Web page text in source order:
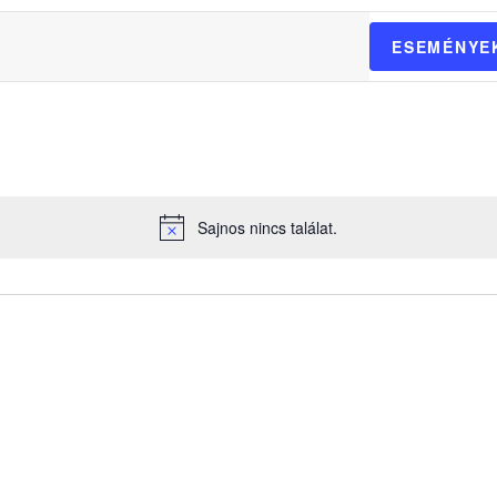
Sajnos nincs találat.